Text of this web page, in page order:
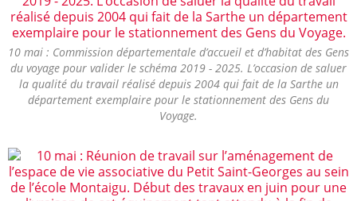
10 mai : Commission départementale d’accueil et d’habitat des Gens
du voyage pour valider le schéma 2019 - 2025. L’occasion de saluer
la qualité du travail réalisé depuis 2004 qui fait de la Sarthe un
département exemplaire pour le stationnement des Gens du
Voyage.